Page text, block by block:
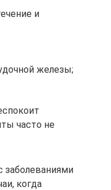
и
железы;
часто не
заболеваниями
когда